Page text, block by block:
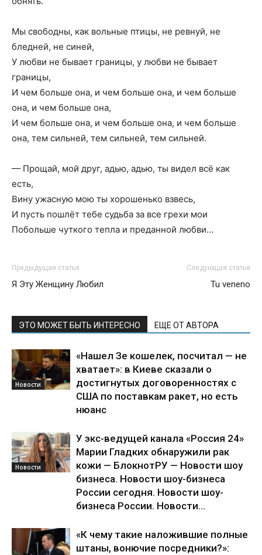
Мы свободны, как вольные птицы, не ревнуй, не
бледней, не синей,
У любви не бывает границы, у любви не бывает
границы,
И чем больше она, и чем больше она, и чем больше
она, и чем больше она,
И чем больше она, и чем больше она, и чем больше
она, тем сильней, тем сильней, тем сильней.
— Прощай, мой друг, адью, адью, ты видел всё как
есть,
Вину ужасную мою ты хорошенько взвесь,
И пусть пошлёт тебе судьба за все грехи мои
Побольше чуткого тепла и преданной любви…
Предыдущая статья
Я Эту Женщину Любил
Следующая статья
Tu veneno
ЭТО МОЖЕТ БЫТЬ ИНТЕРЕСНО ЕЩЕ ОТ АВТОРА
Новости
«Нашел Зе кошелек, посчитал — не
хватает»: в Киеве сказали о
достигнутых договоренностях с
США по поставкам ракет, но есть
нюанс
Новости
У экс-ведущей канала «Россия 24»
Марии Гладких обнаружили рак
кожи — БлокнотРУ — Новости шоу
бизнеса. Новости шоу-бизнеса
России сегодня. Новости шоу-
бизнеса России. Новости...
«К чему такие наложившие полные
штаны, вонючие посредники?»: